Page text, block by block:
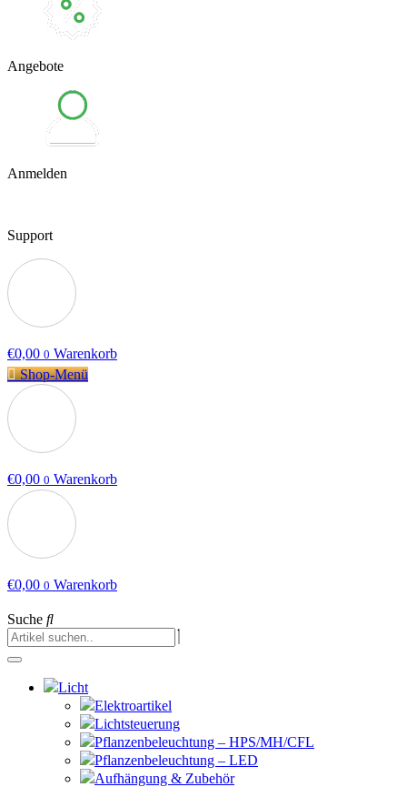
Angebote
Anmelden
Support
€0,00 0 Warenkorb
Shop-Menü
€0,00 0 Warenkorb
€0,00 0 Warenkorb
Suche
Licht
Elektroartikel
Lichtsteuerung
Pflanzenbeleuchtung – HPS/MH/CFL
Pflanzenbeleuchtung – LED
Aufhängung & Zubehör